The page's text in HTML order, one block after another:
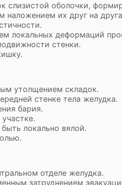
слизистой оболочки,
наложением их друг на
локальных деформаций
стенки.
утолщением складок.
стенке тела желудка.
бария.
локально вялой.
отделе желудка.
затруднением